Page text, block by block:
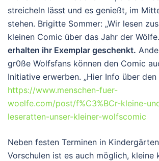
streicheln lässt und es genießt, im
stehen. Brigitte Sommer: „Wir lesen
kleinen Comic über das Jahr der Wölfe.
erhalten ihr Exemplar geschenkt.
gr0ße Wolfsfans können den Comic
Initiative erwerben. „Hier Info über
https://www.menschen-fuer-
woelfe.com/post/f%C3%BCr-kleine-
leseratten-unser-kleiner-wolfscomic
Neben festen Terminen in
Vorschulen ist es auch möglich, kleine